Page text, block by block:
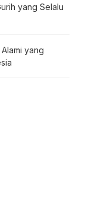
yang Selalu
yang